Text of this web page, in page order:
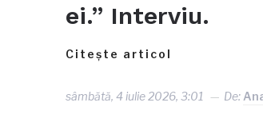
ei.” Interviu.
Citește articol
sâmbătă, 4 iulie 2026, 3:01 De: